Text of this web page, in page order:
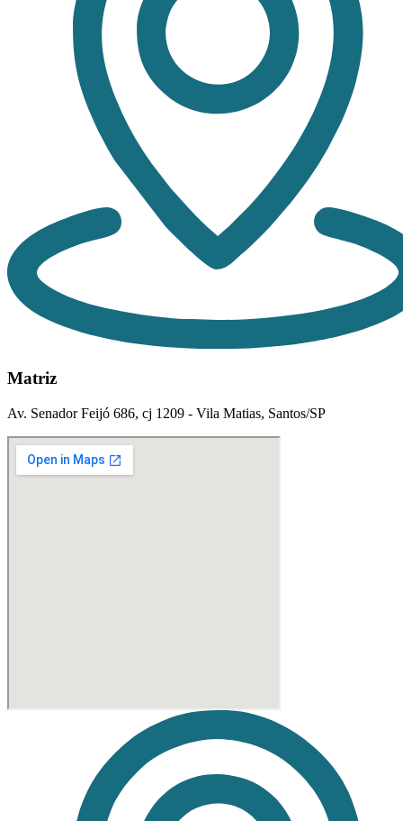
Matriz
Av. Senador Feijó 686, cj 1209 - Vila Matias, Santos/SP